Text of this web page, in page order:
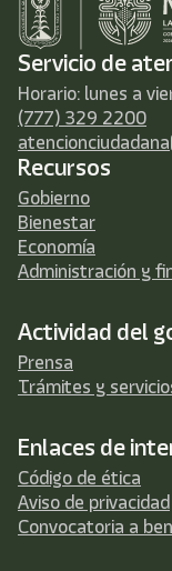
Servicio de
Horario: lunes a
(777) 329 2200
Recursos
Gobierno
Bienestar
Economía
Administración y
Actividad del
Prensa
Trámites y
Enlaces de
Código de ética
Aviso de privacidad
Convocatoria a